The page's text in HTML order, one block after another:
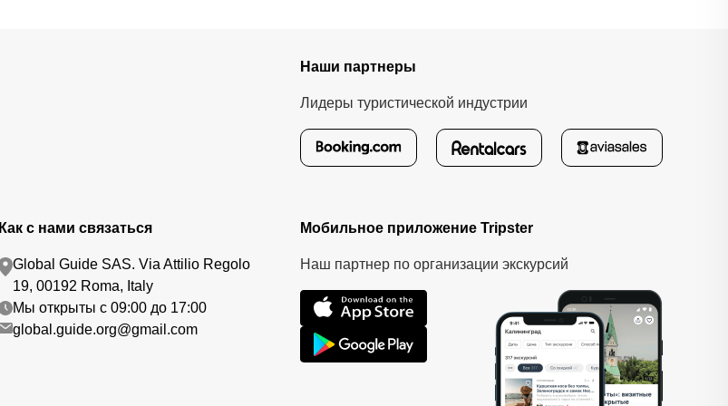
Наши партнеры
Лидеры туристической индустрии
Как с нами связаться
Global Guide SAS. Via Attilio Regolo
19, 00192 Roma, Italy
Мы открыты с 09:00 до 17:00
global.guide.org@gmail.com
Мобильное приложение Tripster
Наш партнер по организации экскурсий